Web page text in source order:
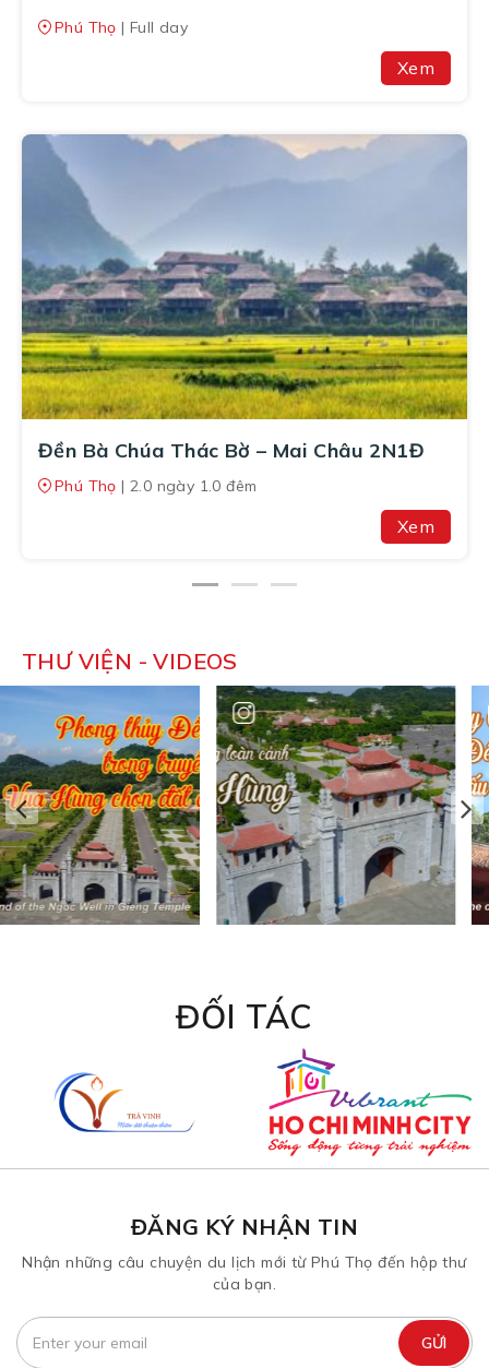
Phú Thọ | Full day
Xem
Đền Bà Chúa Thác Bờ – Mai Châu 2N1Đ
Phú Thọ | 2.0 ngày 1.0 đêm
Xem
THƯ VIỆN - VIDEOS
ĐỐI TÁC
ĐĂNG KÝ NHẬN TIN
Nhận những câu chuyện du lịch mới từ Phú Thọ đến hộp thư
của bạn.